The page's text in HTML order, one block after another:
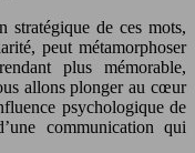
stratégique de ces mots,
peut métamorphoser
plus mémorable,
allons plonger au cœur
psychologique de
communication qui